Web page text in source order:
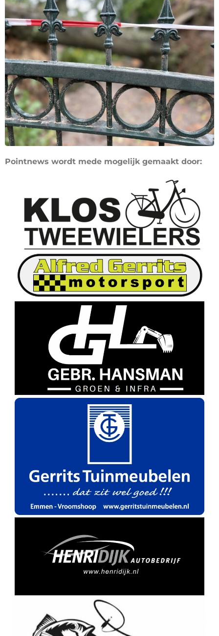
Pointnews wordt mede mogelijk gemaakt door: